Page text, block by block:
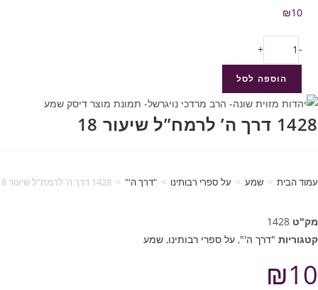
₪10
-
+
הוספה לסל
1428 דרך ה’ לרמח”ל שיעור 18
עמוד הבית > שמע > על ספרי רבותינו > "דרך ה'" > 1428 דרך ה’ לרמח”ל שיעור 18
מק"ט 1428
קטגוריות "דרך ה'", על ספרי רבותינו, שמע
₪10